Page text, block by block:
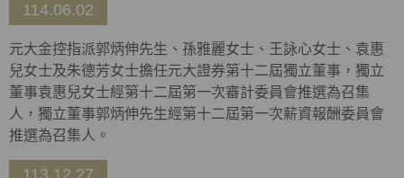
114.06.02
元大金控指派郭炳伸先生、孫雅麗女士、王詠心女士、袁惠
兒女士及朱德芳女士擔任元大證券第十二屆獨立董事，獨立
董事袁惠兒女士經第十二屆第一次審計委員會推選為召集
人，獨立董事郭炳伸先生經第十二屆第一次薪資報酬委員會
推選為召集人。